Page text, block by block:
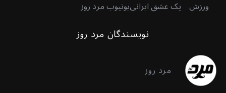
ورزش یک عشق ایرانییوتیوب مرد روز
نویسندگان مرد روز
مرد روز